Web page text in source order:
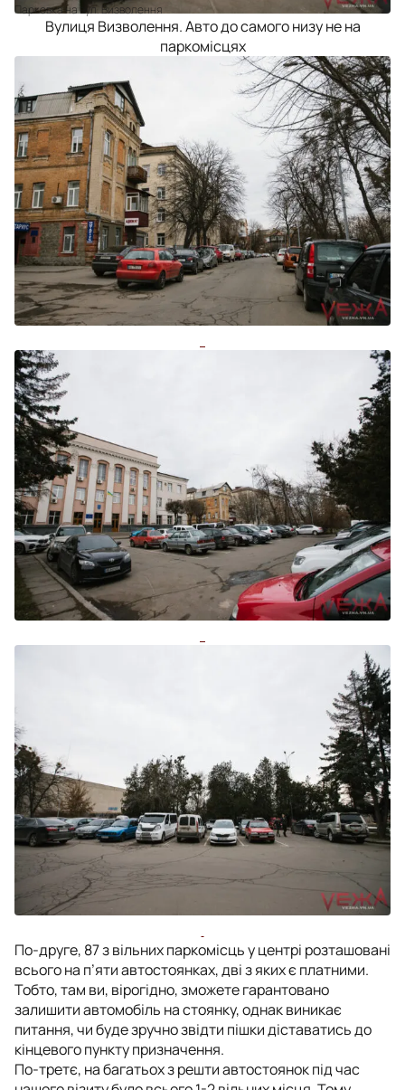
Парковка на вул. Визволення
Вулиця Визволення. Автодо самого низу не на
паркомісцях
По-друге, 87 з вільних паркомісць у центрі розташовані
всього на п’яти автостоянках, дві з яких є платними.
Тобто, там ви, вірогідно, зможете гарантовано
залишити автомобіль на стоянку, однак виникає
питання, чи буде зручно звідти пішки діставатись до
кінцевого пункту призначення.
По-третє, на багатьох з решти автостоянок під час